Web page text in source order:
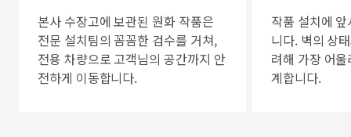
본사 수장고에 보관된 원화 작품은
전문 설치팀의 꼼꼼한 검수를 거쳐,
전용 차량으로 고객님의 공간까지 안
전하게 이동합니다.
작품 설치에
니다. 벽의 상
려해 가장 어
계합니다.